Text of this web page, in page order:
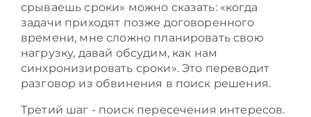
срываешь сроки» можно сказать: «когда
задачи приходят позже договоренного
времени, мне сложно планировать свою
нагрузку, давай обсудим, как нам
синхронизировать сроки». Это переводит
разговор из обвинения в поиск решения.
Третий шаг - поиск пересечения интересов.